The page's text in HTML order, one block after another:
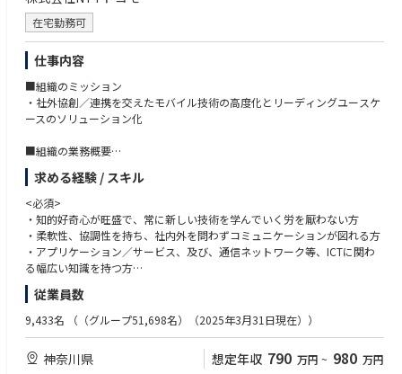
【得られる経験・成長】
こうした経験は、年収やスキルだけでなく、市場におけるポジションを大
きく引き上げます。
単なる上流工程のエンジニアにとどまらず、技術で意思決定できるエンジ
ニアとして、当社のコア技術を担い、技術を推進する立場での活躍を期待
しています。
【当社の考え方】
当社では、エンジニアとしての価値向上がそのまま会社の価値向上につな
がると考えています。
既存の業界に適応するのではなく、自ら価値を定義し、会社と共に次のス
タンダードをつくっていく——そのような意志を持つ方に、裁量ある環境
を提供します。
【キャリアパス】
ネットワーク設計の経験を活かし、インフラアーキテクチャ設計やプロジ
ェクトリードを担うポジションとして専門性を高めることが可能です。
将来的には以下のキャリアを目指すことができます。
・ネットワークアーキテクト
・インフラアーキテクト
・プロジェクトマネージャー
・インフラ技術責任者（テックリード）
・ネットワークスペシャリスト
在宅勤務可
仕事内容
■組織のミッション
・社外協創／連携を交えたモバイル技術の高度化とリーディングユースケ
ースのソリューション化
■組織の業務概要
・数年先を見据えたソリューションの開発と実証
・プラットフォーム構想に向けた技術検討
・他業界とのパートナー開拓および連携体制の構築
■担当いただく業務概要
<担当業務>
通信業界の動向や、社会的課題、最新技術動向を把握し、2026年〜以降
・他社／他業界との連携／開拓
・ソリューション実現の為の要素技術の検討／開発と実証
・社内事業部門と連携したソリューションの社会実装
求める経験 / スキル
<必須>
・知的好奇心が旺盛で、常に新しい技術を学んでいく労を厭わない方
・柔軟性、協調性を持ち、社内外を問わずコミュニケーションが図れる方
・アプリケーション／サービス、及び、通信ネットワーク等、ICTに関わ
る幅広い知識を持つ方
<求めるスキル>
以下に相当するスキル・経験を有する方（資格保有は必須ではない）
・通信ソリューション関する業務経験がある
・IPネットワークに関する業務経験がある
従業員数
9,433名 （（グループ51,698名）（2025年3月31日現在））
神奈川県 想定年収 790 万円 ~ 980 万円